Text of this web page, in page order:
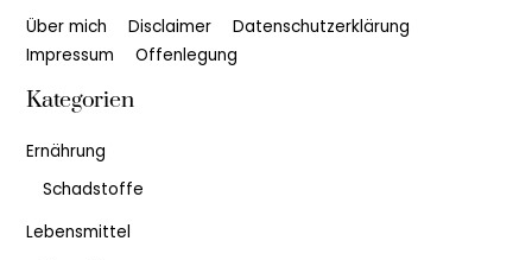
Über mich Disclaimer
Datenschutzerklärung
Impressum
Offenlegung
Kategorien
Ernährung
Schadstoffe
Lebensmittel